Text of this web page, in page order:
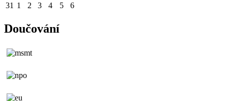
31 1 2 3 4 5 6
Doučování